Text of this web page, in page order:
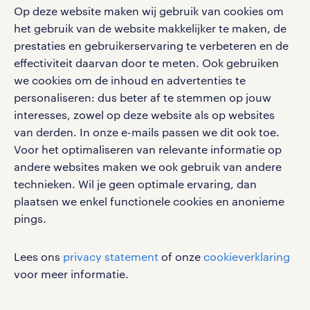
Op deze website maken wij gebruik van cookies om
het gebruik van de website makkelijker te maken, de
prestaties en gebruikerservaring te verbeteren en de
effectiviteit daarvan door te meten. Ook gebruiken
we cookies om de inhoud en advertenties te
personaliseren: dus beter af te stemmen op jouw
interesses, zowel op deze website als op websites
van derden. In onze e-mails passen we dit ook toe.
Voor het optimaliseren van relevante informatie op
andere websites maken we ook gebruik van andere
technieken. Wil je geen optimale ervaring, dan
plaatsen we enkel functionele cookies en anonieme
pings.
Lees ons privacy statement of onze cookieverklaring
voor meer informatie.
social media
Volg ons voor de leukste content omtrent
vacatures, solliciteren en inspiratie.
werken bij randstad
gebruikersvoorwaarden
privacystatement
cookies